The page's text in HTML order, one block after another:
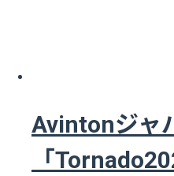
Avintonジャ
「